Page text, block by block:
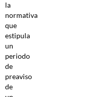
la
normativa
que
estipula
un
periodo
de
preaviso
de